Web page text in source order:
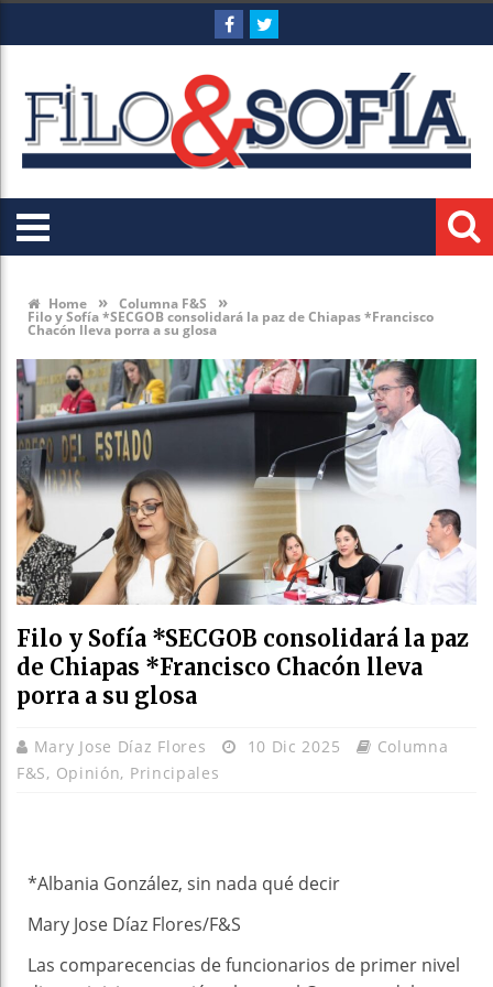
Home » Columna F&S »
Filo y Sofía *SECGOB consolidará la paz de Chiapas *Francisco
Chacón lleva porra a su glosa
Filo y Sofía *SECGOB consolidará la paz
de Chiapas *Francisco Chacón lleva
porra a su glosa
Mary Jose Díaz Flores 10 Dic 2025
Columna
F&S, Opinión, Principales
*Albania González, sin nada qué decir
Mary Jose Díaz Flores/F&S
Las comparecencias de funcionarios de primer nivel